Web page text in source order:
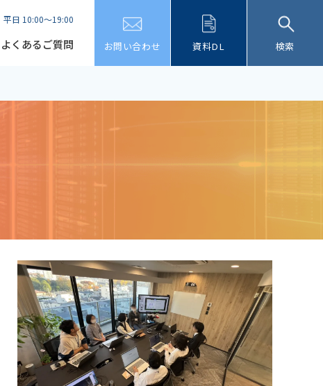
よくあるご質問
平日 10:00～19:00
お問い合わせ 資料DL 検索